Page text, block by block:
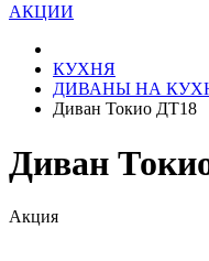
АКЦИИ
КУХНЯ
ДИВАНЫ НА
Диван Токио ДТ18
Диван
Акция